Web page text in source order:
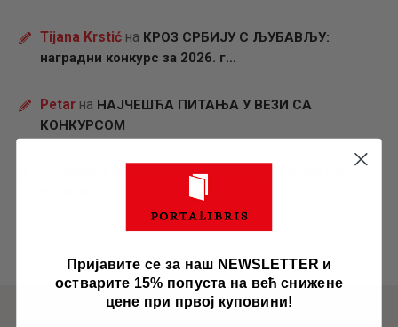
Tijana Krstićна КРОЗ СРБИЈУ С ЉУБАВЉУ:
наградни конкурс за 2026. г…
Petarна НАЈЧЕШЋА ПИТАЊА У ВЕЗИ СА
КОНКУРСОМ
НАЈЧЕШЋА ПИТАЊА У ВЕЗИ СА
Пријавите се за наш NEWSLETTER и
остварите 15% попуста на већ снижене
цене при првој куповини!